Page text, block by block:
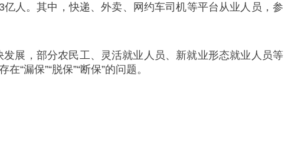
人。其中，快递、外卖、网约车司机等平台从业人员，参
展，部分农民工、灵活就业人员、新就业形态就业人员等
漏保”“脱保”“断保”的问题。